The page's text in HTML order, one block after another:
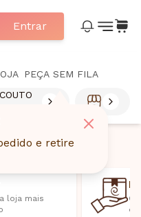
Entrar
PEÇA SEM FILA
e retire
SP
loja mais